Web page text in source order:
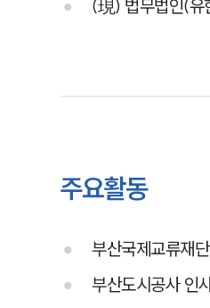
(現) 법무법인(유
주요활동
부산국제교류재
부산도시공사 인